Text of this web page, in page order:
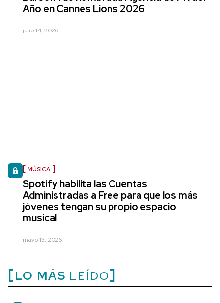
Año en Cannes Lions 2026
julio 14, 2026
MÚSICA
Spotify habilita las Cuentas
Administradas a Free para que los más
jóvenes tengan su propio espacio
musical
mayo 13, 2026
LO MÁS LEÍDO